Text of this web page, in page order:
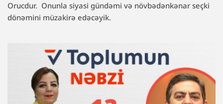
Orucdur. Onunla siyasi gündəmi və növbədənkənar seçki
dönəmini müzakirə edəcəyik.